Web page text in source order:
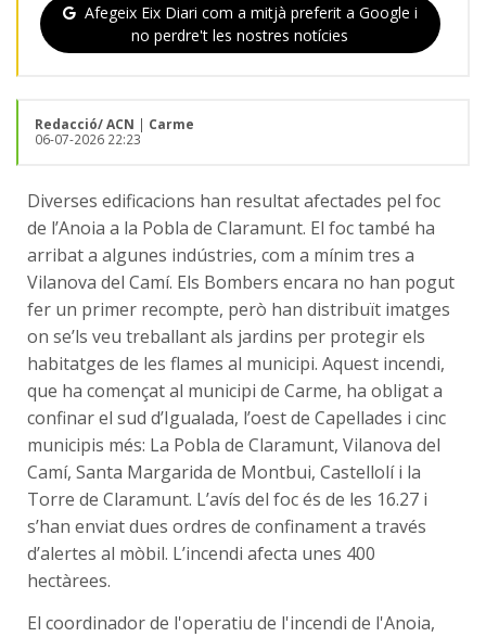
Afegeix Eix Diari com a mitjà preferit a Google i
no perdre't les nostres notícies
Redacció/ ACN | Carme
06-07-2026 22:23
Diverses edificacions han resultat afectades pel foc
de l’Anoia a la Pobla de Claramunt. El foc també ha
arribat a algunes indústries, com a mínim tres a
Vilanova del Camí. Els Bombers encara no han pogut
fer un primer recompte, però han distribuït imatges
on se’ls veu treballant als jardins per protegir els
habitatges de les flames al municipi. Aquest incendi,
que ha començat al municipi de Carme, ha obligat a
confinar el sud d’Igualada, l’oest de Capellades i cinc
municipis més: La Pobla de Claramunt, Vilanova del
Camí, Santa Margarida de Montbui, Castellolí i la
Torre de Claramunt. L’avís del foc és de les 16.27 i
s’han enviat dues ordres de confinament a través
d’alertes al mòbil. L’incendi afecta unes 400
hectàrees.
El coordinador de l'operatiu de l'incendi de l'Anoia,